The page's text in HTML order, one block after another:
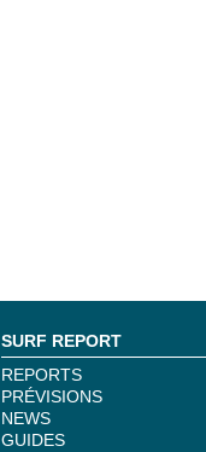
SURF REPORT
REPORTS
PRÉVISIONS
NEWS
GUIDES